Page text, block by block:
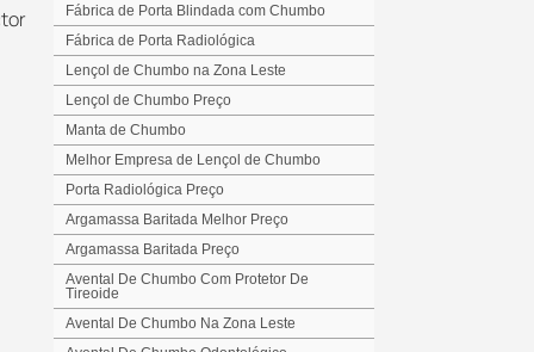
Fábrica de Porta Blindada com Chumbo
Fábrica de Porta Radiológica
Lençol de Chumbo na Zona Leste
Lençol de Chumbo Preço
Manta de Chumbo
Melhor Empresa de Lençol de Chumbo
Porta Radiológica Preço
Argamassa Baritada Melhor Preço
Argamassa Baritada Preço
Avental De Chumbo Com Protetor De
Tireoide
Avental De Chumbo Na Zona Leste